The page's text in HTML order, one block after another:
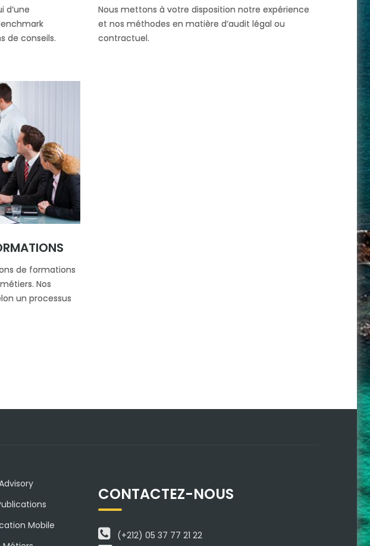
d’une
de conseils.
de formations
Nos
un processus
Nous mettons à votre disposition notre expérience
et nos méthodes en matière d’audit légal ou
contractuel.
Mobile
CONTACTEZ-NOUS
(+212) 05 37 77 21 22